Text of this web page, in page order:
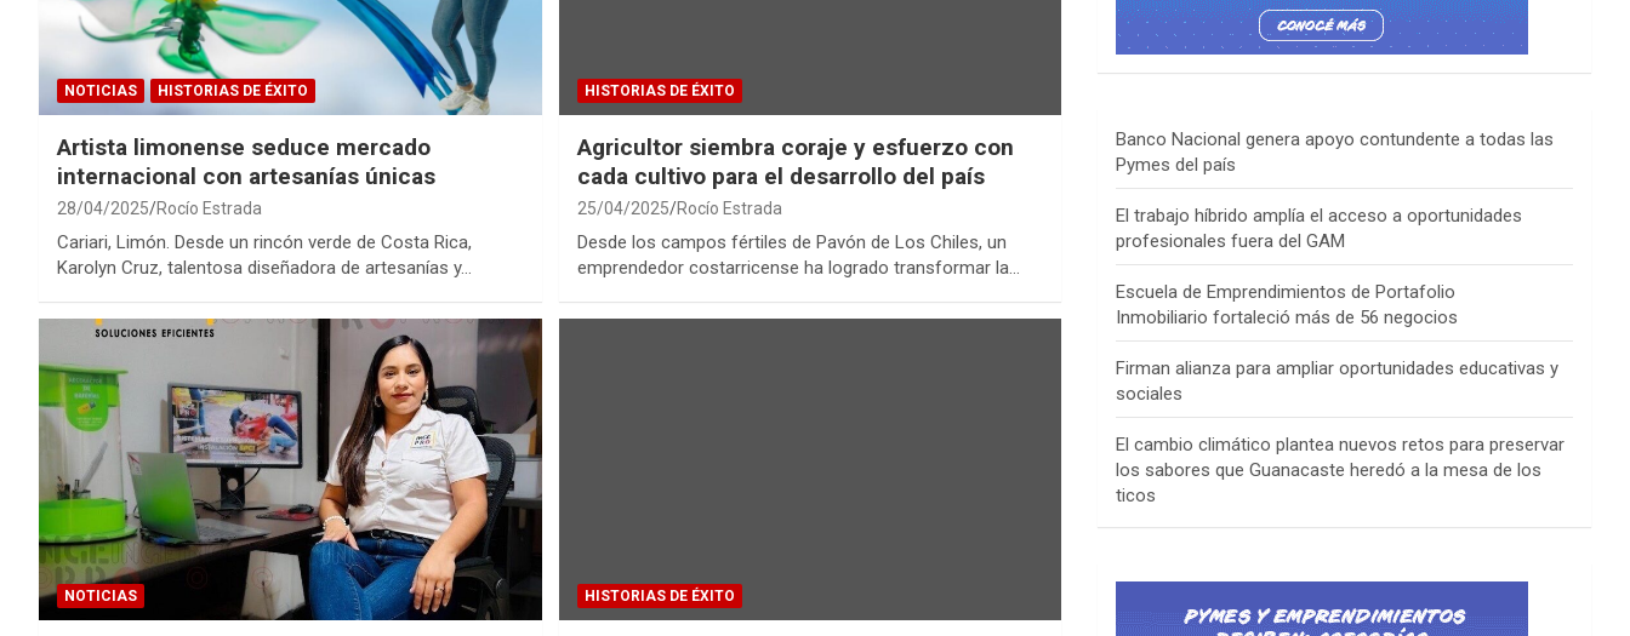
NOTICIAS HISTORIAS DE ÉXITO
Artista limonense seduce mercado
internacional con artesanías únicas
28/04/2025 Rocío Estrada
Cariari, Limón. Desde un rincón verde de Costa Rica,
Karolyn Cruz, talentosa diseñadora de artesanías y…
HISTORIAS DE ÉXITO
Agricultor siembra coraje y esfuerzo con
cada cultivo para el desarrollo del país
25/04/2025 Rocío Estrada
Desde los campos fértiles de Pavón de Los Chiles, un
emprendedor costarricense ha logrado transformar la…
NOTICIAS HISTORIAS DE ÉXITO
Banco Nacional genera apoyo contundente a todas las
Pymes del país
El trabajo híbrido amplía el acceso a oportunidades
profesionales fuera del GAM
Escuela de Emprendimientos de Portafolio
Inmobiliario fortaleció más de 56 negocios
Firman alianza para ampliar oportunidades educativas y
sociales
El cambio climático plantea nuevos retos para preservar
los sabores que Guanacaste heredó a la mesa de los
ticos